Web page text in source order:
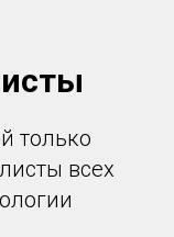
только
всех